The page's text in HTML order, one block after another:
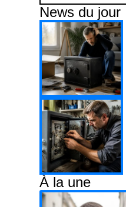
News du jour
À la une